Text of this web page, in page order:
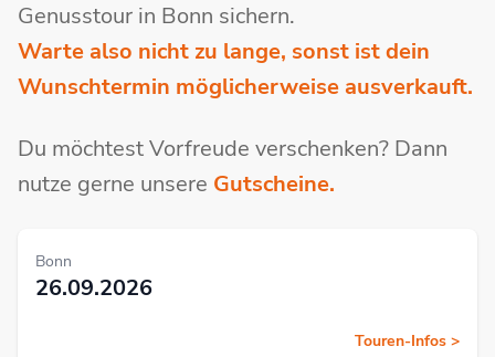
Genusstour in Bonn sichern.
Warte also nicht zu lange, sonst ist dein
Wunschtermin möglicherweise ausverkauft.
Du möchtest Vorfreude verschenken? Dann
nutze gerne unsere Gutscheine.
Bonn
26.09.2026
Touren-Infos >